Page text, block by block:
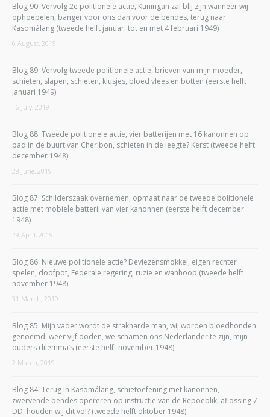
Blog 90: Vervolg 2e politionele actie, Kuningan zal blij zijn wanneer wij
ophoepelen, banger voor ons dan voor de bendes, terug naar
Kasomálang (tweede helft januari tot en met 4 februari 1949)
6 August, 2019
Blog 89: Vervolg tweede politionele actie, brieven van mijn moeder,
schieten, slapen, schieten, klusjes, bloed vlees en botten (eerste helft
januari 1949)
16 July, 2019
Blog 88: Tweede politionele actie, vier batterijen met 16 kanonnen op
pad in de buurt van Cheribon, schieten in de leegte? Kerst (tweede helft
december 1948)
28 June, 2019
Blog 87: Schilderszaak overnemen, opmaat naar de tweede politionele
actie met mobiele batterij van vier kanonnen (eerste helft december
1948)
29 April, 2019
Blog 86: Nieuwe politionele actie? Deviezensmokkel, eigen rechter
spelen, doofpot, Federale regering, ruzie en wanhoop (tweede helft
november 1948)
31 March, 2019
Blog 85: Mijn vader wordt de strakharde man, wij worden bloedhonden
genoemd, weer vijf doden, we schamen ons Nederlander te zijn, mijn
ouders dilemma’s (eerste helft november 1948)
2 March, 2019
Blog 84: Terug in Kasomálang, schietoefening met kanonnen,
zwervende bendes opereren op instructie van de Repoeblik, aflossing 7
DD, houden wij dit vol? (tweede helft oktober 1948)